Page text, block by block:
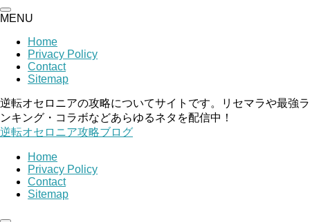
MENU
Home
Privacy Policy
Contact
Sitemap
逆転オセロニアの攻略についてサイトです。リセマラや最強ラ
ンキング・コラボなどあらゆるネタを配信中！
逆転オセロニア攻略ブログ
Home
Privacy Policy
Contact
Sitemap